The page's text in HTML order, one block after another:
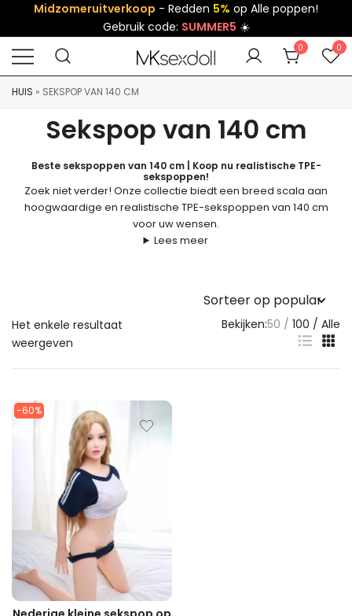
Midzomeruitverkoop - Redden 5% op Alle poppen!
Gebruik code: SUMMER5 ☀️
0 0
HUIS » SEKSPOP VAN 140 CM
Sekspop van 140 cm
Beste sekspoppen van 140 cm | Koop nu realistische TPE-
sekspoppen!
Zoek niet verder! Onze collectie biedt een breed scala aan
hoogwaardige en realistische TPE-sekspoppen van 140 cm
voor uw wensen.
Lees meer
Het enkele resultaat
weergeven
Bekijken:50 100 Alle
-60%
SNELLE WEERGAVE